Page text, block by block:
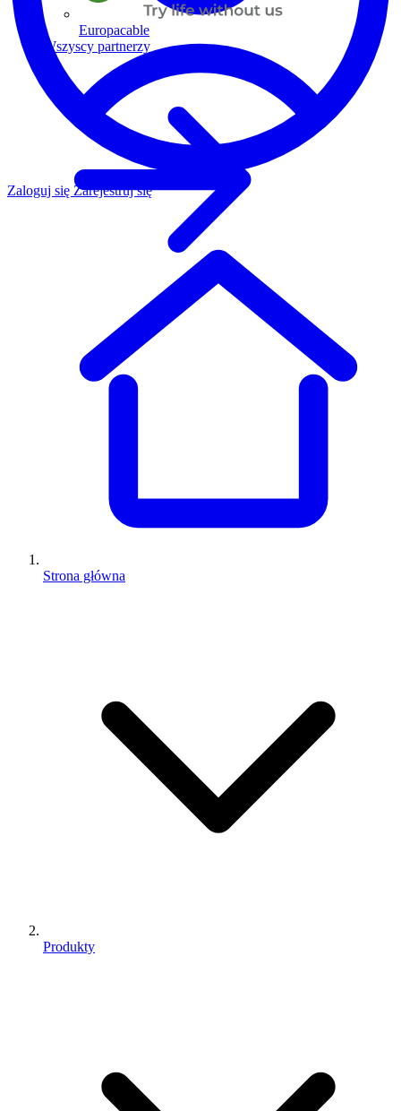
Europacable
Wszyscy partnerzy
Zaloguj się Zarejestruj się
Strona główna
Produkty